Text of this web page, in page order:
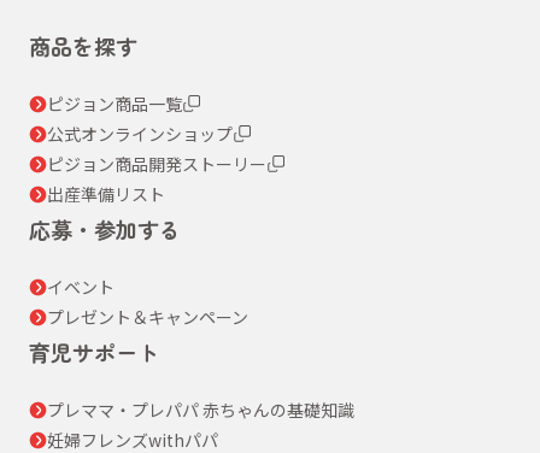
商品を探す
ピジョン商品一覧
公式オンラインショップ
ピジョン商品開発ストーリー
出産準備リスト
応募・参加する
イベント
プレゼント＆キャンペーン
育児サポート
プレママ・プレパパ 赤ちゃんの基礎知識
妊婦フレンズwithパパ